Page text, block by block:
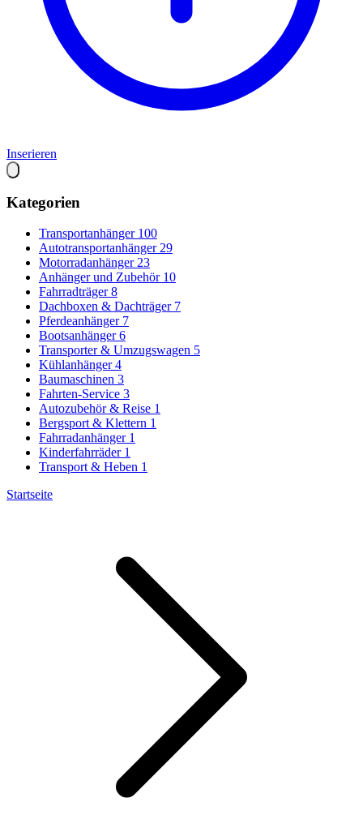
Inserieren
Kategorien
Transportanhänger 100
Autotransportanhänger 29
Motorradanhänger 23
Anhänger und Zubehör 10
Fahrradträger 8
Dachboxen & Dachträger 7
Pferdeanhänger 7
Bootsanhänger 6
Transporter & Umzugswagen 5
Kühlanhänger 4
Baumaschinen 3
Fahrten-Service 3
Autozubehör & Reise 1
Bergsport & Klettern 1
Fahrradanhänger 1
Kinderfahrräder 1
Transport & Heben 1
Startseite